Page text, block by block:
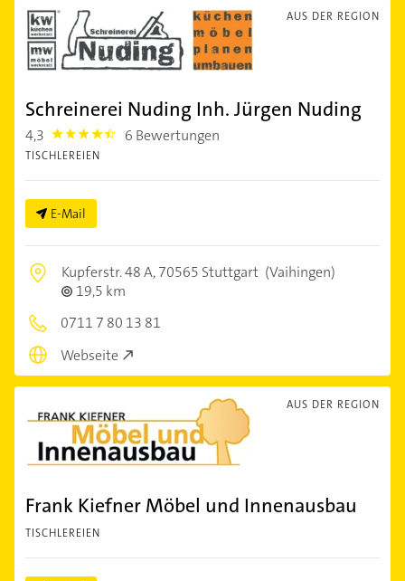
AUS DER REGION
Schreinerei Nuding Inh. Jürgen Nuding
4,3 4.3 6 Bewertungen
TISCHLEREIEN
E-Mail
Kupferstr. 48 A,70565 Stuttgart (Vaihingen)
19,5 km
0711 7 80 13 81
Webseite
AUS DER REGION
Frank Kiefner Möbel und Innenausbau
TISCHLEREIEN